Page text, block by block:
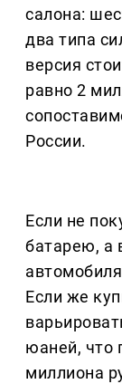
салона:
два типа
версия
равно 2
России.
Если не
батарею, а
Если же
юаней, что
миллиона